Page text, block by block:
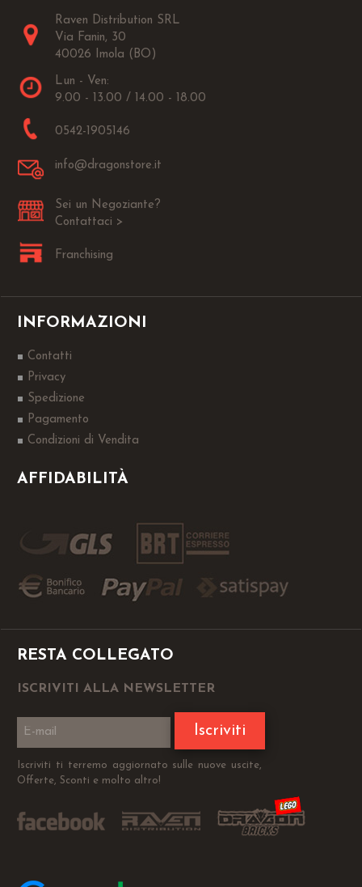
Raven Distribution SRL
Via Fanin, 30
40026 Imola (BO)
Lun - Ven:
9.00 - 13.00 / 14.00 - 18.00
0542-1905146
info@dragonstore.it
Sei un Negoziante?
Contattaci >
Franchising
INFORMAZIONI
Contatti
Privacy
Spedizione
Pagamento
Condizioni di Vendita
AFFIDABILITÀ
RESTA COLLEGATO
ISCRIVITI ALLA NEWSLETTER
Iscriviti
Iscriviti ti terremo aggiornato sulle nuove uscite,
Offerte, Sconti e molto altro!